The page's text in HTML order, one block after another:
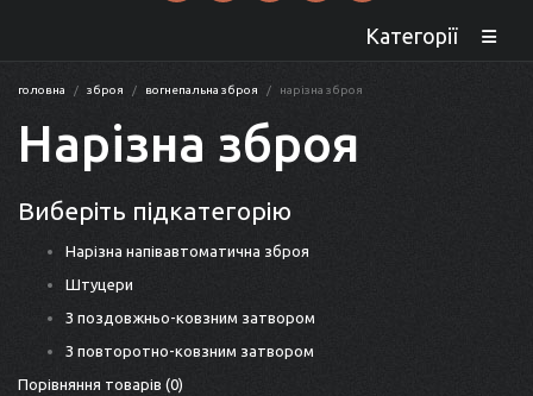
Категорії
головна зброя вогнепальна зброя нарізна зброя
Нарізна зброя
Виберіть підкатегорію
Нарізна напівавтоматична зброя
Штуцери
З поздовжньо-ковзним затвором
З повторотно-ковзним затвором
Порівняння товарів (0)